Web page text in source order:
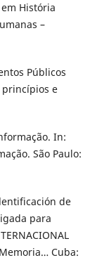
História
–
Públicos
princípios e
In:
São Paulo:
de
para
Cuba: